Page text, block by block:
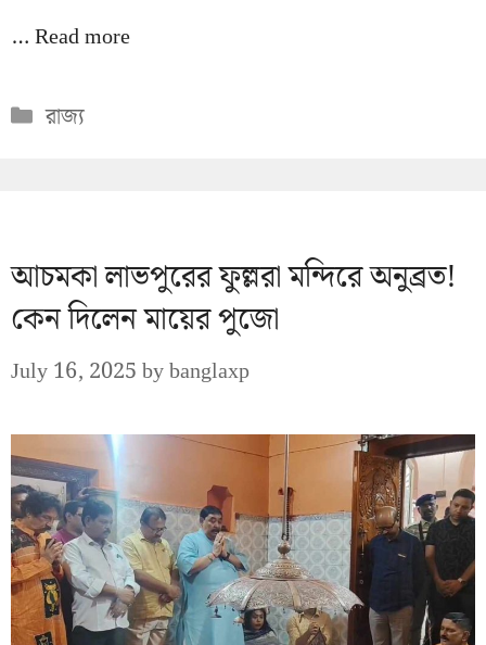
…Read more
Categories
রাজ্য
আচমকা লাভপুরের ফুল্লরা মন্দিরে অনুব্রত!
কেন দিলেন মায়ের পুজো
July 16, 2025bybanglaxp